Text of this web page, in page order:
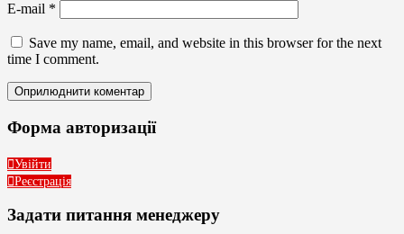
E-mail *
Save my name, email, and website in this browser for the next
time I comment.
Форма авторизації
Увійти
Реєстрація
Задати питання менеджеру